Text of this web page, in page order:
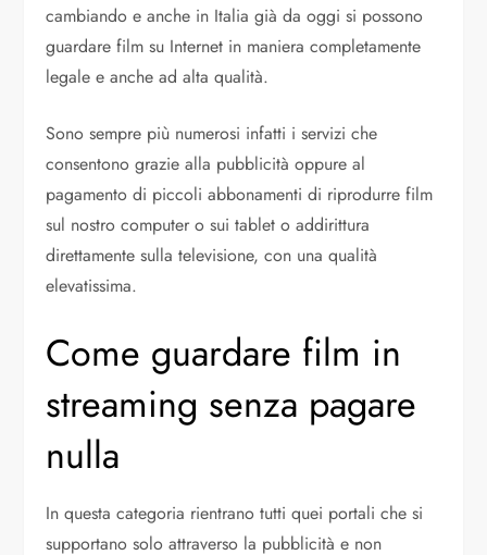
cambiando e anche in Italia già da oggi si possono
guardare film su Internet in maniera completamente
legale e anche ad alta qualità.
Sono sempre più numerosi infatti i servizi che
consentono grazie alla pubblicità oppure al
pagamento di piccoli abbonamenti di riprodurre film
sul nostro computer o sui tablet o addirittura
direttamente sulla televisione, con una qualità
elevatissima.
Come guardare film in
streaming senza pagare
nulla
In questa categoria rientrano tutti quei portali che si
supportano solo attraverso la pubblicità e non